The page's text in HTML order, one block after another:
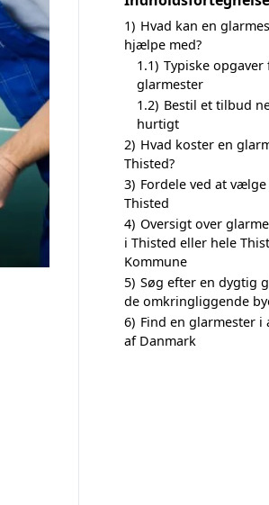
1) Hvad kan en
hjælpe med?
1.1) Typiske opgaver
glarmester
1.2) Bestil et tilbud
hurtigt
2) Hvad koster en
Thisted?
3) Fordele ved at
Thisted
4) Oversigt over
i Thisted eller hele
Kommune
5) Søg efter en dygtig
de omkringliggende
6) Find en glarmester i
af Danmark